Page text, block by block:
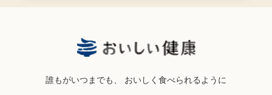
誰もがいつまでも、 おいしく食べられるように